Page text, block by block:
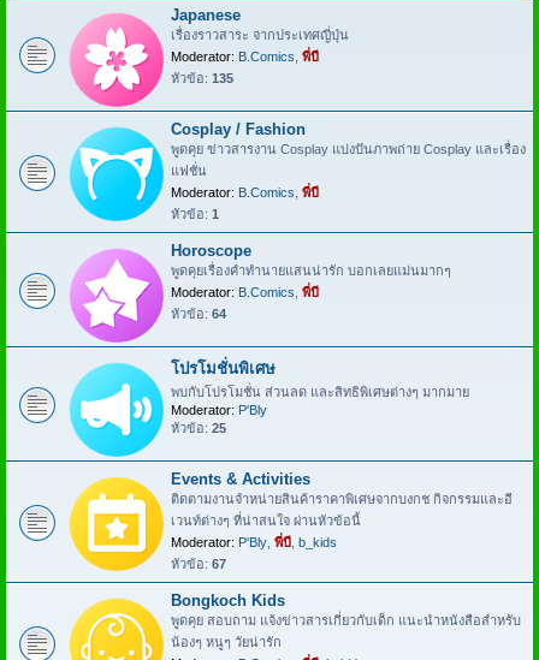
Japanese
เรื่องราวสาระ จากประเทศญี่ปุ่น
Moderator: B.Comics พี่บี
หัวข้อ: 135
Cosplay / Fashion
พูดคุย ข่าวสารงาน Cosplay แบ่งปันภาพถ่าย Cosplay และเรื่อง
แฟชั่น
Moderator: B.Comics พี่บี
หัวข้อ: 1
Horoscope
พูดคุยเรื่องคำทำนายแสนน่ารัก บอกเลยแม่นมากๆ
Moderator: B.Comics พี่บี
หัวข้อ: 64
โปรโมชั่นพิเศษ
พบกับโปรโมชั่น ส่วนลด และสิทธิพิเศษต่างๆ มากมาย
Moderator: P'Bly
หัวข้อ: 25
Events & Activities
ติดตามงานจำหน่ายสินค้าราคาพิเศษจากบงกช กิจกรรมและอี
เวนท์ต่างๆ ที่น่าสนใจ ผ่านหัวข้อนี้
Moderator: P'Bly พี่บี b_kids
หัวข้อ: 67
Bongkoch Kids
พูดคุย สอบถาม แจ้งข่าวสารเกี่ยวกับเด็ก แนะนำหนังสือสำหรับ
น้องๆ หนูๆ วัยน่ารัก